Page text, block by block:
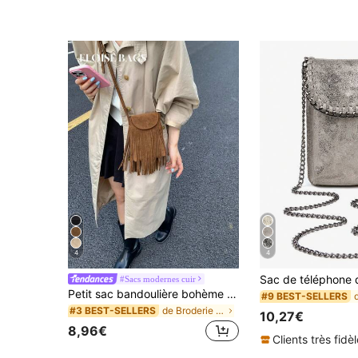
4
#Sacs modernes cuir
Petit sac bandoulière bohème minimaliste personnalisé vintage à double face avec franges, finition mate
#3 BEST-SELLERS de Broderie Femmes Crossbody
8,96€
4
#9 BEST-SELLERS
10,27€
Clients très